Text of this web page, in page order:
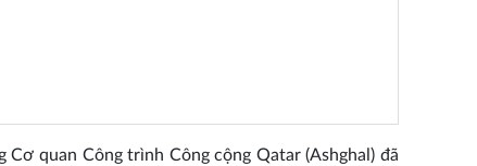
quan Công trình Công cộng Qatar (Ashghal) đã